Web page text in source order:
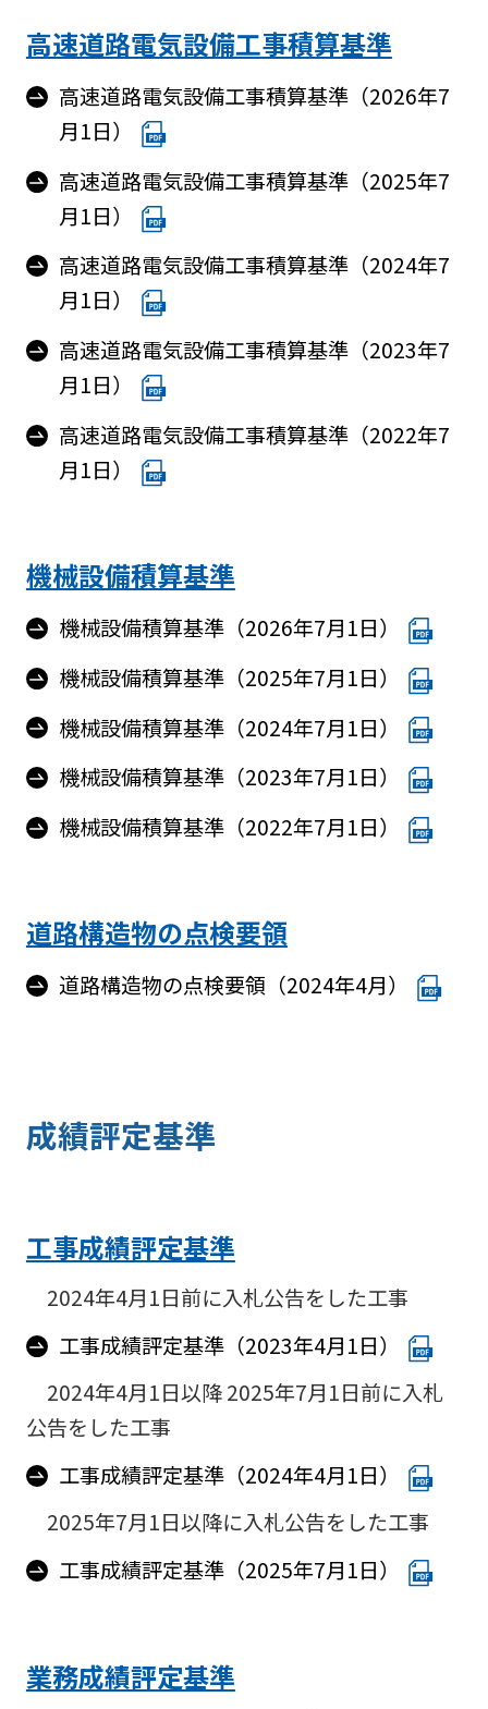
高速道路電気設備工事積算基準
高速道路電気設備工事積算基準（2026年7
月1日）
高速道路電気設備工事積算基準（2025年7
月1日）
高速道路電気設備工事積算基準（2024年7
月1日）
高速道路電気設備工事積算基準（2023年7
月1日）
高速道路電気設備工事積算基準（2022年7
月1日）
機械設備積算基準
機械設備積算基準（2026年7月1日）
機械設備積算基準（2025年7月1日）
機械設備積算基準（2024年7月1日）
機械設備積算基準（2023年7月1日）
機械設備積算基準（2022年7月1日）
道路構造物の点検要領
道路構造物の点検要領（2024年4月）
成績評定基準
工事成績評定基準
2024年4月1日前に入札公告をした工事
工事成績評定基準（2023年4月1日）
2024年4月1日以降 2025年7月1日前に入札
公告をした工事
工事成績評定基準（2024年4月1日）
2025年7月1日以降に入札公告をした工事
工事成績評定基準（2025年7月1日）
業務成績評定基準